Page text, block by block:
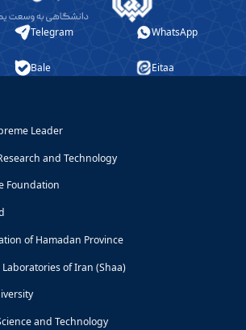
Telegram WhatsApp
Bale Eitaa
Leader
and Technology
Foundation
of Hamadan Province
of Iran (Shaa)
and Technology